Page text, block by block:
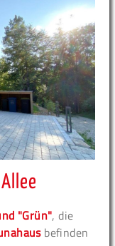
"Grün", die
befinden